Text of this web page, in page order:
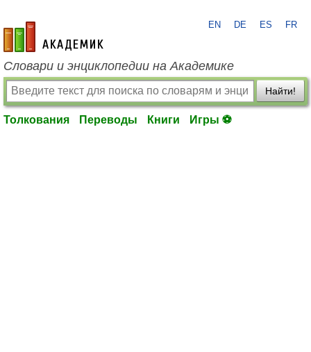
academic.ru
EN DE ES FR
Словари и энциклопедии на Академике
Найти!
Толкования Переводы Книги Игры ⚽